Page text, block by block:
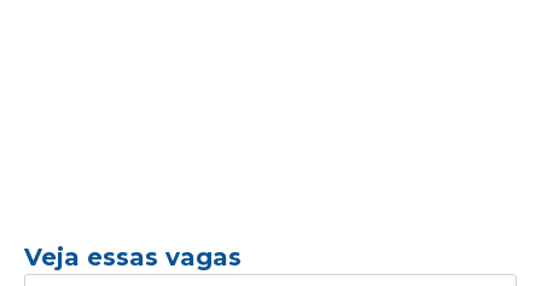
Veja essas vagas